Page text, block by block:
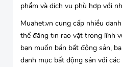
phẩm và dịch vụ phù hợp với
Muahet.vn cung cấp nhiều
thể đăng tin rao vặt trong lĩnh
bạn muốn bán bất động sản,
danh mục bất động sản với